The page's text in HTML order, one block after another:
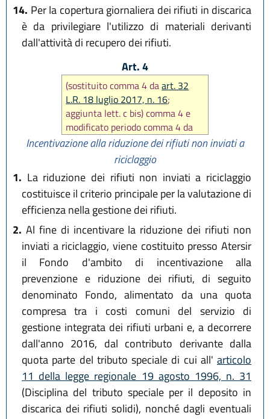
14. Per la copertura giornaliera dei rifiuti in discarica
è da privilegiare l'utilizzo di materiali derivanti
dall'attività di recupero dei rifiuti.
Art. 4
(sostituito comma 4 daart. 32
L.R. 18 luglio 2017, n. 16;
aggiunta lett. c bis) comma 4 e
modificato periodo comma 4 da
art. 11 L.R. 10 dicembre 2019, n.
; aggiunti commi 2 bis e 4 bis e
sostituiti commi 3 e 4 da
L.R. 27 dicembre 2022, n. 23;
modificata lett. a) comma 4 da
art. 13 L.R. 29 dicembre 2025, n.
11 ; modificato comma 4 e
aggiunto comma 4 ter daart. 49
L.R. 28 luglio 2026, n. 9)
Incentivazione alla riduzione dei rifiuti non inviati a
riciclaggio
1. La riduzione dei rifiuti non inviati a riciclaggio
costituisce il criterio principale per la valutazione di
efficienza nella gestione dei rifiuti.
2. Al fine di incentivare la riduzione dei rifiuti non
inviati a riciclaggio, viene costituito presso Atersir
il Fondo d'ambito di incentivazione alla
prevenzione e riduzione dei rifiuti, di seguito
denominato Fondo, alimentato da una quota
compresa tra i costi comuni del servizio di
gestione integrata dei rifiuti urbani e, a decorrere
dall'anno 2016, dal contributo derivante dalla
quota parte del tributo speciale di cui all' articolo
11 della legge regionale 19 agosto 1996, n. 31
(Disciplina del tributo speciale per il deposito in
discarica dei rifiuti solidi), nonché dagli eventuali